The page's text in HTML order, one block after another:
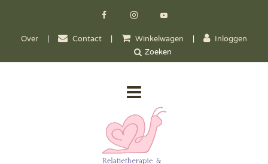
Over | Contact | Winkelwagen | Inloggen